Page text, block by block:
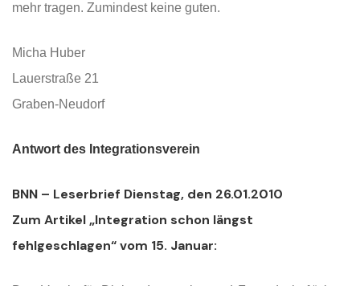
mehr tragen. Zumindest keine guten.
Micha Huber
Lauerstraße 21
Graben-Neudorf
Antwort des Integrationsverein
BNN – Leserbrief Dienstag, den 26.01.2010
Zum Artikel „Integration schon längst
fehlgeschlagen“ vom 15. Januar: